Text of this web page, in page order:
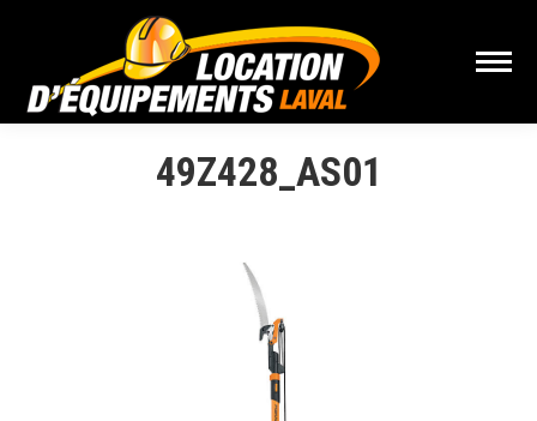
49Z428_AS01